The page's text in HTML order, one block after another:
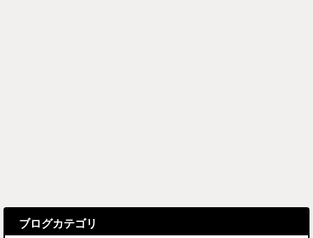
ブログカテゴリ